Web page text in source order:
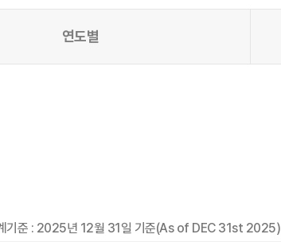
연도별
기준 : 2025년 12월 31일 기준(As of DEC 31st 2025)